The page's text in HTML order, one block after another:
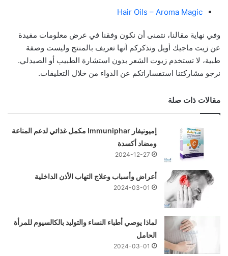
Hair Oils – Aroma Magic
وفي نهاية مقالنا، نتمنى أن نكون وفقنا في عرض معلومات مفيدة
عن زيت ماجيك أويل ونذكركم أنها تعريف بالمنتج وليست وصفة
طبية، لا تستخدم زيوت الشعر بدون استشارة الطبيب أو الصيدلي.
نرجو مشاركتنا استفساراتكم عن الدواء من خلال التعليقات.
مقالات ذات صلة
إميونيفار Immuniphar مكمل غذائي لدعم المناعة
ومضاد أكسدة
2024-12-27
أعراض وأسباب وعلاج التهاب الأذن الداخلية
2024-03-01
لماذا يوصي أطباء النساء والتوليد بالكالسيوم للمرأة
الحامل
2024-03-01